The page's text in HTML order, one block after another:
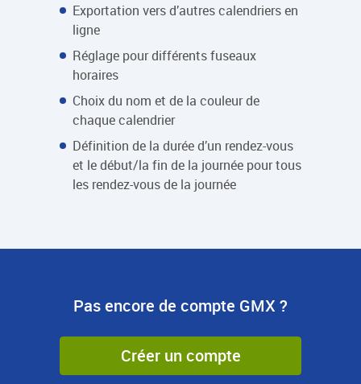
Exportation vers d’autres calendriers en
ligne
Réglage pour différents fuseaux
horaires
Choix du nom et de la couleur de
chaque calendrier
Définition de la durée d’un rendez-vous
et le début/la fin de la journée pour tous
les rendez-vous de la journée
Pas encore de compte GMX ?
Créer un compte